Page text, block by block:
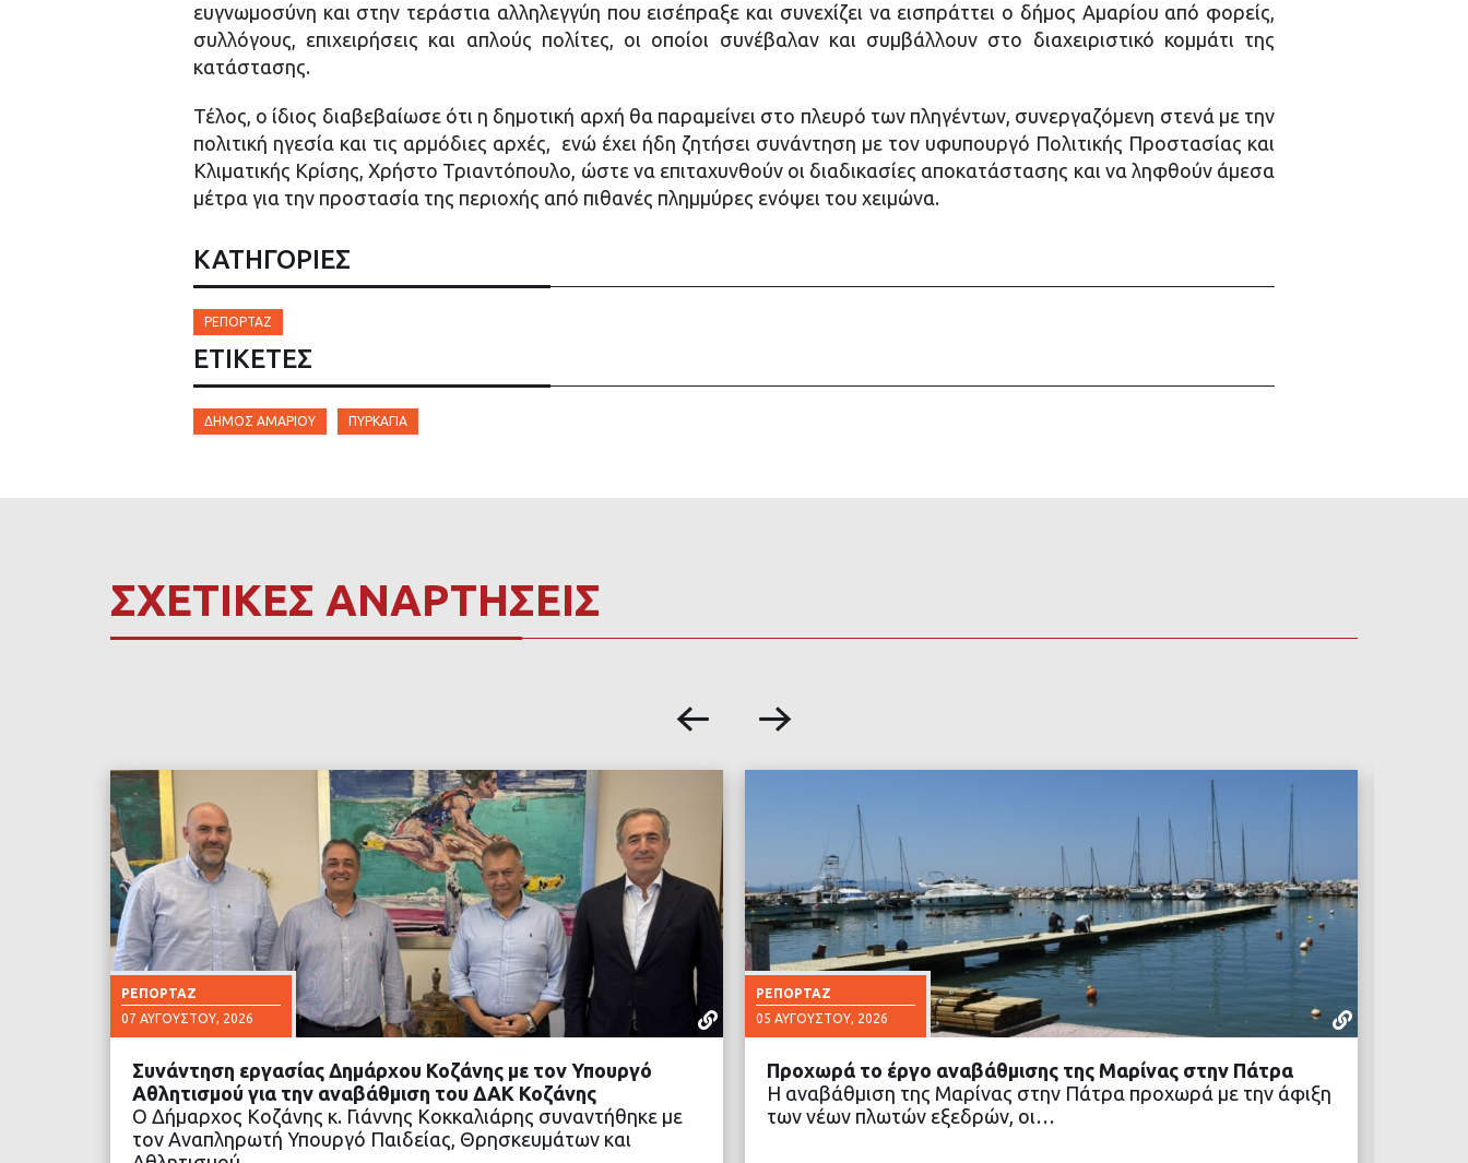
ευγνωμοσύνη και στην τεράστια αλληλεγγύη που εισέπραξε και συνεχίζει να εισπράττει ο δήμος Αμαρίου από φορείς,
συλλόγους, επιχειρήσεις και απλούς πολίτες, οι οποίοι συνέβαλαν και συμβάλλουν στο διαχειριστικό κομμάτι της
κατάστασης.
Τέλος, ο ίδιος διαβεβαίωσε ότι η δημοτική αρχή θα παραμείνει στο πλευρό των πληγέντων, συνεργαζόμενη στενά με την
πολιτική ηγεσία και τις αρμόδιες αρχές, ενώ έχει ήδη ζητήσει συνάντηση με τον υφυπουργό Πολιτικής Προστασίας και
Κλιματικής Κρίσης, Χρήστο Τριαντόπουλο, ώστε να επιταχυνθούν οι διαδικασίες αποκατάστασης και να ληφθούν άμεσα
μέτρα για την προστασία της περιοχής από πιθανές πλημμύρες ενόψει του χειμώνα.
ΚΑΤΗΓΟΡΙΕΣ
ΡΕΠΟΡΤΆΖ
ΕΤΙΚΈΤΕΣ
ΔΉΜΟΣ ΑΜΑΡΊΟΥ ΠΥΡΚΑΓΙΑ
ΣΧΕΤΙΚΕΣ ΑΝΑΡΤΗΣΕΙΣ
ΡΕΠΟΡΤΆΖ
07 ΑΥΓΟΎΣΤΟΥ, 2026
Συνάντηση εργασίας Δημάρχου Κοζάνης με τον Υπουργό
Αθλητισμού για την αναβάθμιση του ΔΑΚ Κοζάνης
Ο Δήμαρχος Κοζάνης κ. Γιάννης Κοκκαλιάρης συναντήθηκε με
τον Αναπληρωτή Υπουργό Παιδείας, Θρησκευμάτων και
ΡΕΠΟΡΤΆΖ
05 ΑΥΓΟΎΣΤΟΥ, 2026
Προχωρά το έργο αναβάθμισης της Μαρίνας στην Πάτρα
Η αναβάθμιση της Μαρίνας στην Πάτρα προχωρά με την άφιξη
των νέων πλωτών εξεδρών, οι…